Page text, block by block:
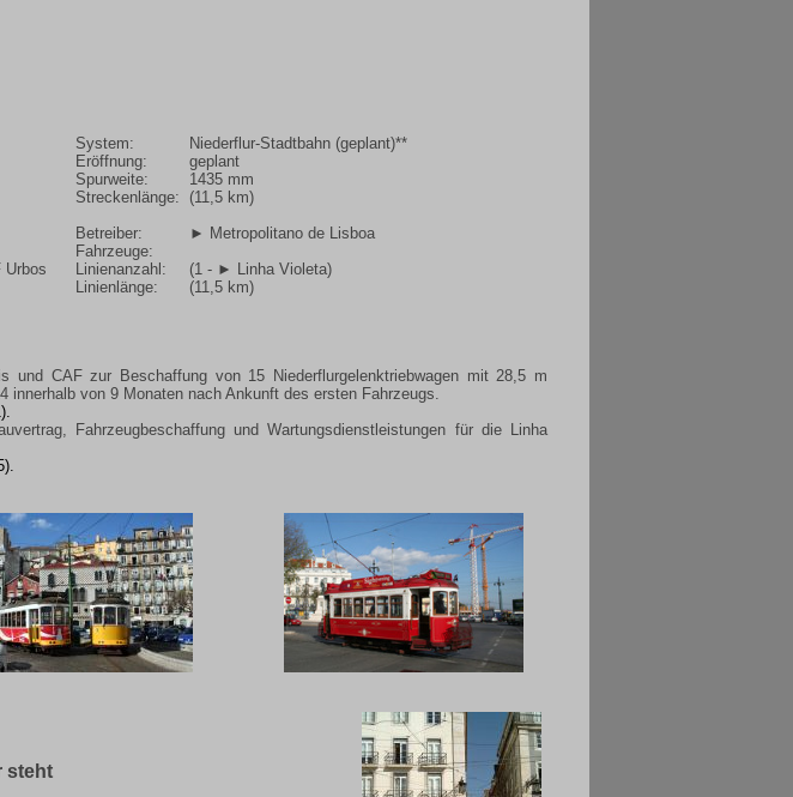
Urbos
System:
Eröffnung:
Spurweite:
Streckenlänge:
Betreiber:
Fahrzeuge:
Linienanzahl:
Linienlänge:
Niederflur-Stadtbahn (geplant)**
geplant
1435 mm
(11,5 km)
► Metropolitano de Lisboa
(1 - ► Linha Violeta)
(11,5 km)
und CAF zur Beschaffung von 15 Niederflurgelenktriebwagen mit 28,5 m
innerhalb von 9 Monaten nach Ankunft des ersten Fahrzeugs.
Fahrzeugbeschaffung und Wartungsdienstleistungen für die Linha
steht